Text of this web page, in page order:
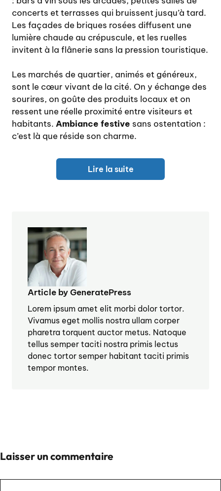
concerts et terrasses qui bruissent jusqu’à tard.
Les façades de briques rosées diffusent une
lumière chaude au crépuscule, et les ruelles
invitent à la flânerie sans la pression touristique.
Les marchés de quartier, animés et généreux,
sont le cœur vivant de la cité. On y échange des
sourires, on goûte des produits locaux et on
ressent une réelle proximité entre visiteurs et
habitants. Ambiance festive sans ostentation :
c’est là que réside son charme.
Lire la suite
Article by GeneratePress
Lorem ipsum amet elit morbi dolor tortor.
Vivamus eget mollis nostra ullam corper
pharetra torquent auctor metus. Natoque
tellus semper taciti nostra primis lectus
donec tortor semper habitant taciti primis
tempor montes.
Laisser un commentaire